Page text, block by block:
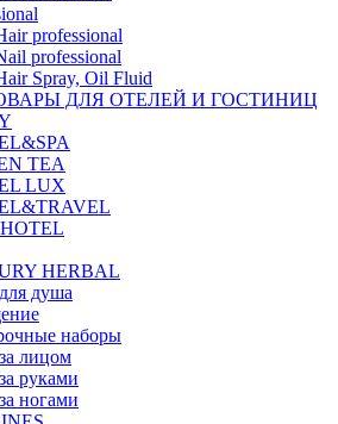
professional
professional
Spray, Oil Fluid
ДЛЯ ОТЕЛЕЙ И ГОСТИНИЦ
TEA
LUX
HERBAL
душа
наборы
лицом
руками
ногами